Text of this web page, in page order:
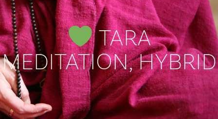
TARA
MEDITATION, HYBRID